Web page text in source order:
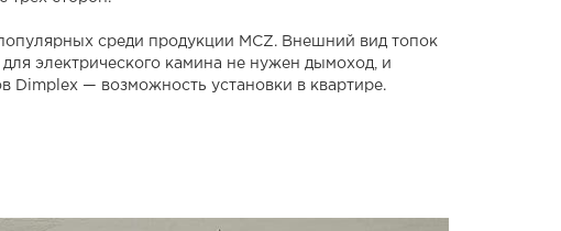
среди продукции MCZ. Внешний вид топок
электрического камина не нужен дымоход, и
Dimplex — возможность установки в квартире.